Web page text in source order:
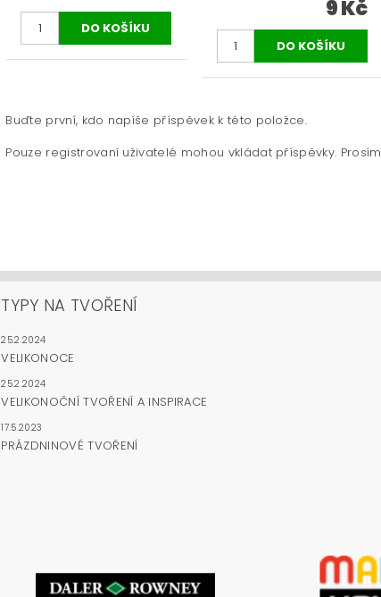
9 Kč
Buďte první, kdo napíše příspěvek k této položce.
Pouze registrovaní uživatelé mohou vkládat příspěvky. Prosím
TYPY NA TVOŘENÍ
25.2.2024
VELIKONOCE
25.2.2024
VELIKONOČNÍ TVOŘENÍ A INSPIRACE
17.5.2023
PRÁZDNINOVÉ TVOŘENÍ